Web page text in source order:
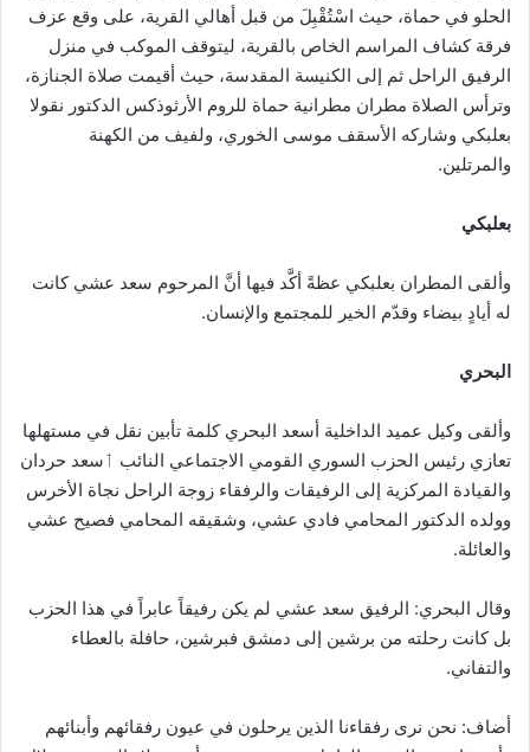
الحلو في حماة، حيث اسْتُقْبِلَ من قبل أهالي القرية، على وقع عزف
فرقة كشاف المراسم الخاص بالقرية، ليتوقف الموكب في منزل
الرفيق الراحل ثم إلى الكنيسة المقدسة، حيث أقيمت صلاة الجنازة،
وترأس الصلاة مطران مطرانية حماة للروم الأرثوذكس الدكتور نقولا
بعلبكي وشاركه الأسقف موسى الخوري، ولفيف من الكهنة
والمرتلين.
بعلبكي
وألقى المطران بعلبكي عظةً أكَّد فيها أنَّ المرحوم سعد عشي كانت
له أيادٍ بيضاء وقدّم الخير للمجتمع والإنسان.
البحري
وألقى وكيل عميد الداخلية أسعد البحري كلمة تأبين نقل في مستهلها
تعازي رئيس الحزب السوري القومي الاجتماعي النائب ٲسعد حردان
والقيادة المركزية إلى الرفيقات والرفقاء زوجة الراحل نجاة الأخرس
وولده الدكتور المحامي فادي عشي، وشقيقه المحامي فصيح عشي
والعائلة.
وقال البحري: الرفيق سعد عشي لم يكن رفيقاً عابراً في هذا الحزب
بل كانت رحلته من برشين إلى دمشق فبرشين، حافلة بالعطاء
والتفاني.
أضاف: نحن نرى رفقاءنا الذين يرحلون في عيون رفقائهم وأبنائهم